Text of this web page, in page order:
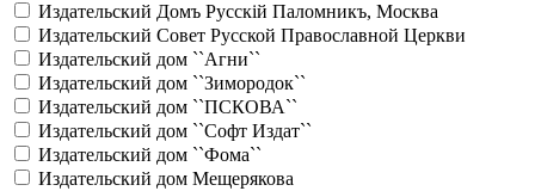
Издательский Домъ Русскiй Паломникъ, Москва
Издательский Совет Русской Православной Церкви
Издательский дом ``Агни``
Издательский дом ``Зимородок``
Издательский дом ``ПСКОВА``
Издательский дом ``Софт Издат``
Издательский дом ``Фома``
Издательский дом Мещерякова